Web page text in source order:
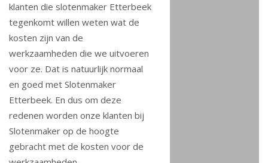
klanten die slotenmaker Etterbeek
tegenkomt willen weten wat de
kosten zijn van de
werkzaamheden die we uitvoeren
voor ze. Dat is natuurlijk normaal
en goed met Slotenmaker
Etterbeek. En dus om deze
redenen worden onze klanten bij
Slotenmaker op de hoogte
gebracht met de kosten voor de